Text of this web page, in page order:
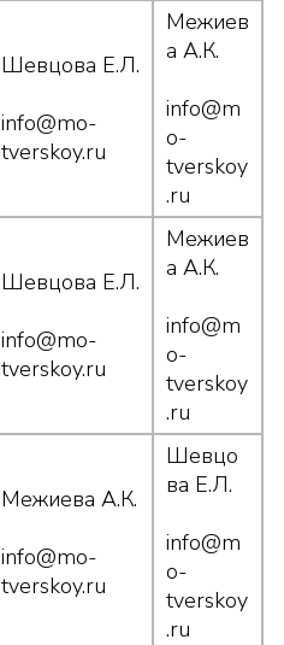
Шевцова Е.Л.
info@mo-
tverskoy.ru
Межиев
а А.К.
info@m
o-
tverskoy
.ru
Шевцова Е.Л.
info@mo-
tverskoy.ru
Межиев
а А.К.
info@m
o-
tverskoy
.ru
Межиева А.К.
info@mo-
tverskoy.ru
Шевцо
ва Е.Л.
info@m
o-
tverskoy
.ru